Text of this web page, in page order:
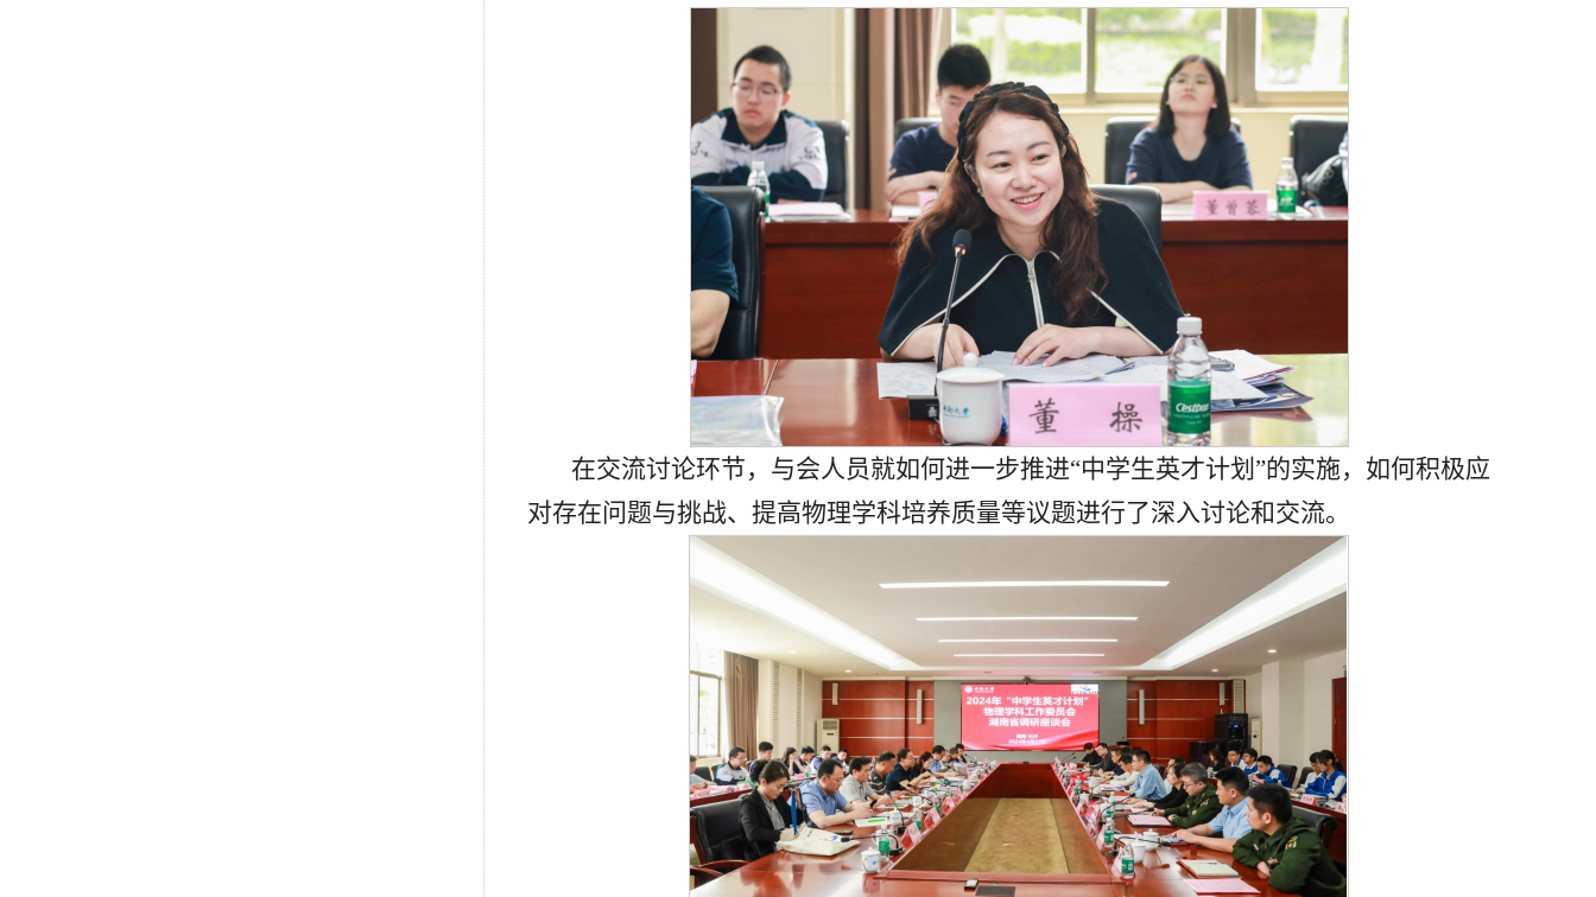
在交流讨论环节，与会人员就如何进一步推进“中学生英才计划”的实施，如何积极应
对存在问题与挑战、提高物理学科培养质量等议题进行了深入讨论和交流。